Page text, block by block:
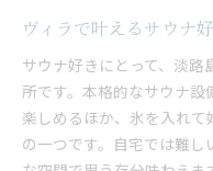
ヴィラで叶えるサウナ
サウナ好きにとって、淡
所です。本格的なサウナ
楽しめるほか、氷を入れ
の一つです。自宅では難